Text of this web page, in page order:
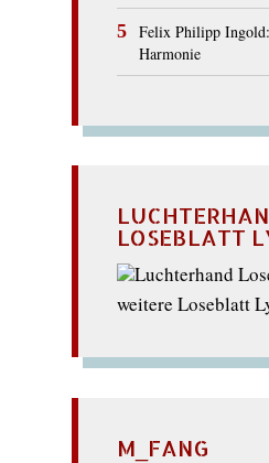
Felix Philipp
Harmonie
LOSEBLATT
weitere Loseblatt
M_FANG